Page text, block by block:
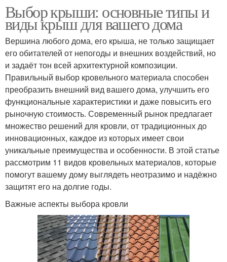
Выбор крыши: основные типы и
виды крыш для вашего дома
Вершина любого дома, его крыша, не только защищает
его обитателей от непогоды и внешних воздействий, но
и задаёт тон всей архитектурной композиции.
Правильный выбор кровельного материала способен
преобразить внешний вид вашего дома, улучшить его
функциональные характеристики и даже повысить его
рыночную стоимость. Современный рынок предлагает
множество решений для кровли, от традиционных до
инновационных, каждое из которых имеет свои
уникальные преимущества и особенности. В этой статье
рассмотрим 11 видов кровельных материалов, которые
помогут вашему дому выглядеть неотразимо и надёжно
защитят его на долгие годы.
Важные аспекты выбора кровли